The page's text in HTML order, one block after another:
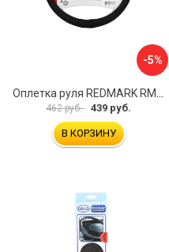
-5%
Оплетка руля REDMARK RM78002
462 руб. 439 руб.
В КОРЗИНУ